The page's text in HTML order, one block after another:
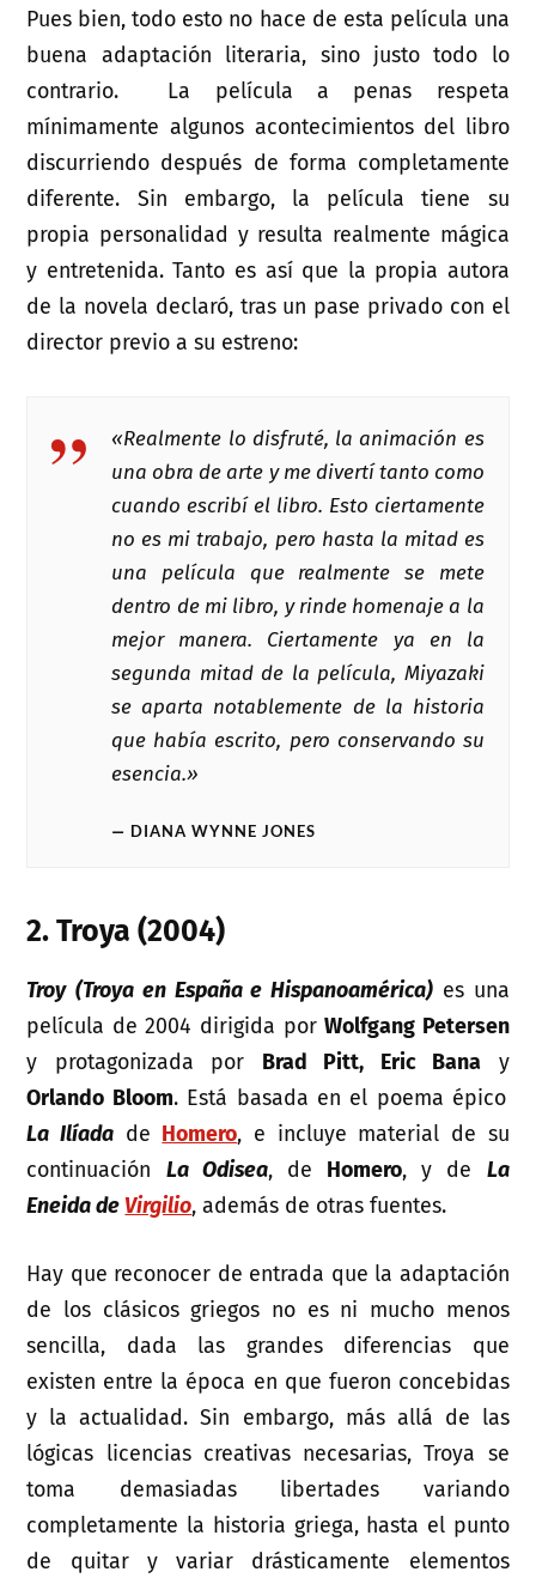
Pues bien, todo esto no hace de esta película una
buena adaptación literaria, sino justo todo lo
contrario. La película a penas respeta
mínimamente algunos acontecimientos del libro
discurriendo después de forma completamente
diferente. Sin embargo, la película tiene su
propia personalidad y resulta realmente mágica
y entretenida. Tanto es así que la propia autora
de la novela declaró, tras un pase privado con el
director previo a su estreno:
«Realmente lo disfruté, la animación es
una obra de arte y me divertí tanto como
cuando escribí el libro. Esto ciertamente
no es mi trabajo, pero hasta la mitad es
una película que realmente se mete
dentro de mi libro, y rinde homenaje a la
mejor manera. Ciertamente ya en la
segunda mitad de la película, Miyazaki
se aparta notablemente de la historia
que había escrito, pero conservando su
esencia.»
DIANA WYNNE JONES
2. Troya (2004)
Troy (Troya en España e Hispanoamérica) es una
película de 2004 dirigida porWolfgang Petersen
y protagonizada por Brad Pitt, Eric Bana y
Orlando Bloom. Está basada en el poema épico
La Ilíada de Homero, e incluye material de su
continuación La Odisea, de Homero, y de La
Eneida deVirgilio, además de otras fuentes.
Hay que reconocer de entrada que la adaptación
de los clásicos griegos no es ni mucho menos
sencilla, dada las grandes diferencias que
existen entre la época en que fueron concebidas
y la actualidad. Sin embargo, más allá de las
lógicas licencias creativas necesarias, Troya se
toma demasiadas libertades variando
completamente la historia griega, hasta el punto
de quitar y variar drásticamente elementos